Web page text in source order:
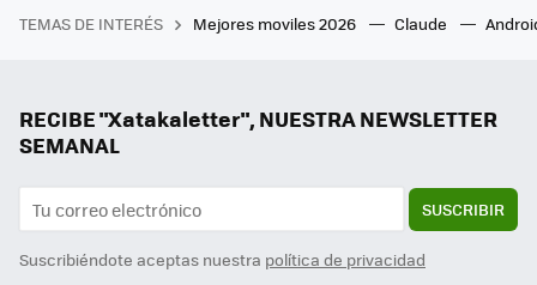
TEMAS DE INTERÉS Mejores moviles 2026 Claude
RECIBE "Xatakaletter", NUESTRA NEWSLETTER
SEMANAL
SUSCRIBIR
Suscribiéndote aceptas nuestra política de privacidad